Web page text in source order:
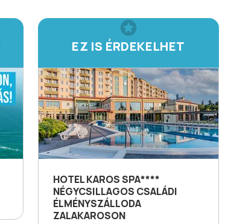
EZ IS ÉRDEKELHET
HOTEL KAROS SPA****
NÉGYCSILLAGOS CSALÁDI
ÉLMÉNYSZÁLLODA
ZALAKAROSON